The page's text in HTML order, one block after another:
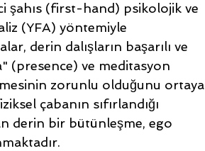
şahıs (first-hand) psikolojik ve
(YFA) yöntemiyle
derin dalışların başarılı ve
(presence) ve meditasyon
zorunlu olduğunu ortaya
çabanın sıfırlandığı
derin bir bütünleşme, ego